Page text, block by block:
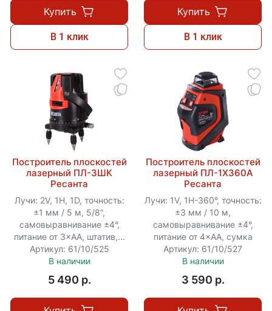
Купить
В 1 клик
Купить
В 1 клик
Построитель плоскостей
лазерный ПЛ-3ШК
Ресанта
Лучи: 2V, 1H, 1D, точность:
±1 мм / 5 м, 5/8”,
самовыравнивание ±4°,
питание от 3×АА, штатив,...
Артикул: 61/10/525
В наличии
5 490 p.
Построитель плоскостей
лазерный ПЛ-1Х360А
Ресанта
Лучи: 1V, 1H-360°, точность:
±3 мм / 10 м,
самовыравнивание ±4°,
питание от 4×АА, сумка
Артикул: 61/10/527
В наличии
3 590 p.